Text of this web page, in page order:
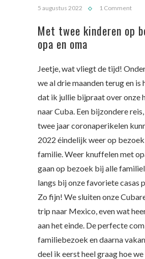
5 augustus 2022 1 Comment
Met twee kinderen op
opa en oma
Jeetje, wat vliegt de tijd!
we al drie maanden terug en is
dat ik jullie bijpraat over onze
naar Cuba. Een bijzondere
twee jaar coronaperikelen
2022 éindelijk weer op
familie. Weer knuffelen met
gaan op bezoek bij alle
langs bij onze favoriete casas
Zo fijn! We sluiten onze
trip naar Mexico, even wat
aan het einde. De perfecte
familiebezoek en daarna
deel ik eerst heel graag hoe